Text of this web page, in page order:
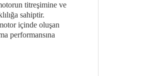
titreşimine ve
sahiptir.
içinde oluşan
performansına